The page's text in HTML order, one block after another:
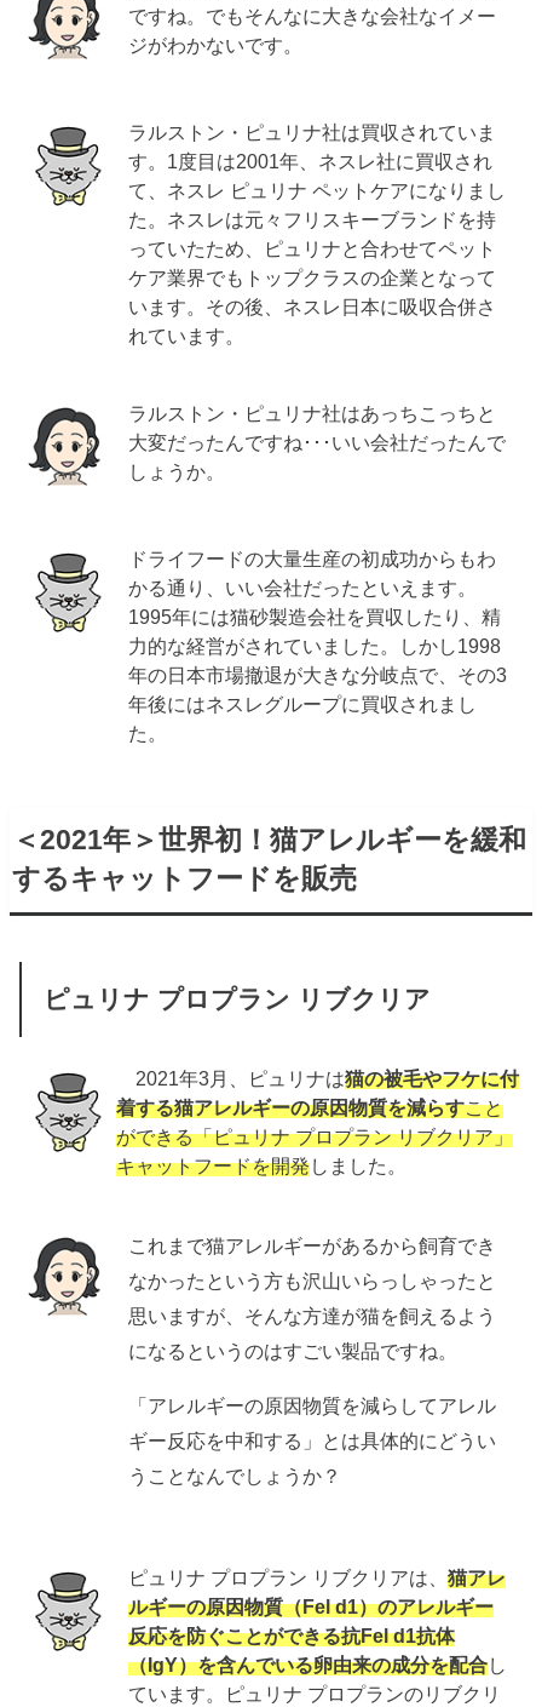
ですね。でもそんなに大きな会社なイメー
ジがわかないです。
ラルストン・ピュリナ社は買収されていま
す。1度目は2001年、ネスレ社に買収され
て、ネスレ ピュリナ ペットケアになりまし
た。ネスレは元々フリスキーブランドを持
っていたため、ピュリナと合わせてペット
ケア業界でもトップクラスの企業となって
います。その後、ネスレ日本に吸収合併さ
れています。
ラルストン・ピュリナ社はあっちこっちと
大変だったんですね･･･いい会社だったんで
しょうか。
ドライフードの大量生産の初成功からもわ
かる通り、いい会社だったといえます。
1995年には猫砂製造会社を買収したり、精
力的な経営がされていました。しかし1998
年の日本市場撤退が大きな分岐点で、その3
年後にはネスレグループに買収されまし
た。
＜2021年＞世界初！猫アレルギーを緩和
するキャットフードを販売
ピュリナ プロプラン リブクリア
2021年3月、ピュリナは猫の被毛やフケに付
着する猫アレルギーの原因物質を減らすこと
ができる「ピュリナ プロプラン リブクリア」
キャットフードを開発しました。
これまで猫アレルギーがあるから飼育でき
なかったという方も沢山いらっしゃったと
思いますが、そんな方達が猫を飼えるよう
になるというのはすごい製品ですね。
「アレルギーの原因物質を減らしてアレル
ギー反応を中和する」とは具体的にどうい
うことなんでしょうか？
ピュリナ プロプラン リブクリアは、猫アレ
ルギーの原因物質（Fel d1）のアレルギー
反応を防ぐことができる抗Fel d1抗体
（IgY）を含んでいる卵由来の成分を配合し
ています。ピュリナ プロプランのリブクリ